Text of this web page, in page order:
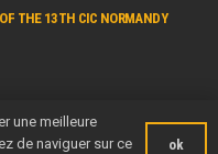
THE 13TH CIC NORMANDY
une meilleure
de naviguer sur ce
ok